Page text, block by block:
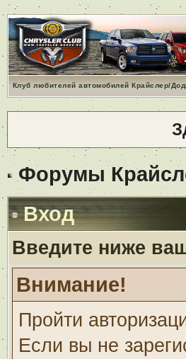
Клуб любителей автомобилей Крайслер/
Форумы
Вход
Введите ниже
Внимание!
Пройти
Если вы не